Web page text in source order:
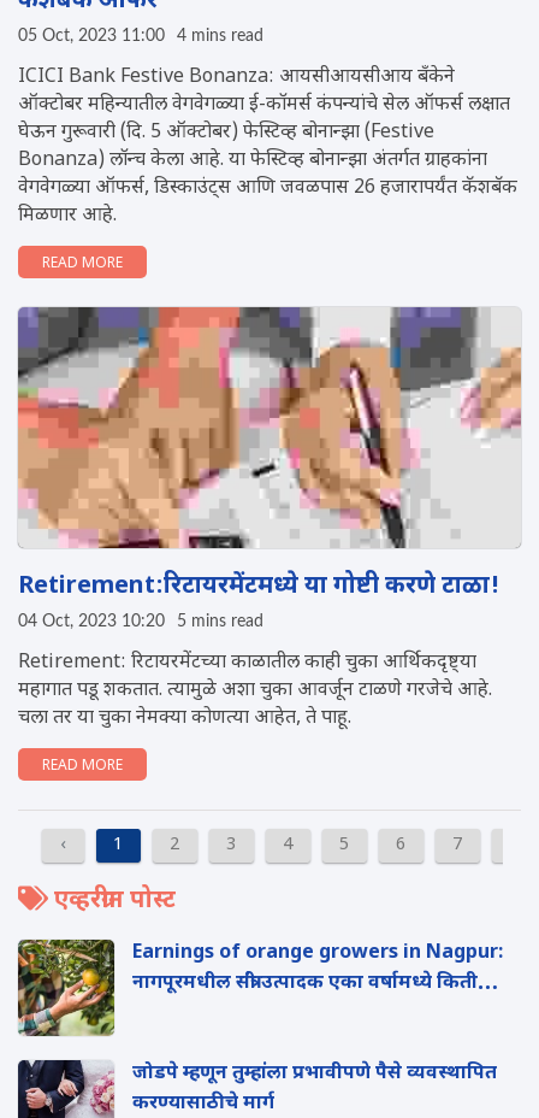
05 Oct, 2023 11:00 4 mins read
ICICI Bank Festive Bonanza: आयसीआयसीआय बँकेने
ऑक्टोबर महिन्यातील वेगवेगळ्या ई-कॉमर्स कंपन्यांचे सेल ऑफर्स लक्षात
घेऊन गुरूवारी (दि. 5 ऑक्टोबर) फेस्टिव्ह बोनान्झा (Festive
Bonanza) लॉन्च केला आहे. या फेस्टिव्ह बोनान्झा अंतर्गत ग्राहकांना
वेगवेगळ्या ऑफर्स, डिस्काउंट्स आणि जवळपास 26 हजारापर्यंत कॅशबॅक
मिळणार आहे.
READ MORE
Retirement:रिटायरमेंटमध्ये या गोष्टी करणे टाळा!
04 Oct, 2023 10:20 5 mins read
Retirement: रिटायरमेंटच्या काळातील काही चुका आर्थिकदृष्ट्या
महागात पडू शकतात. त्यामुळे अशा चुका आवर्जून टाळणे गरजेचे आहे.
चला तर या चुका नेमक्या कोणत्या आहेत, ते पाहू.
READ MORE
‹ 1 2 3 4 5 6 7
एव्हरग्रीन पोस्ट
Earnings of orange growers in Nagpur:
नागपूरमधील संत्री उत्पादक एका वर्षामध्ये किती
जोडपे म्हणून तुम्हांला प्रभावीपणे पैसे व्यवस्थाप‍ित
करण्यासाठीचे मार्ग